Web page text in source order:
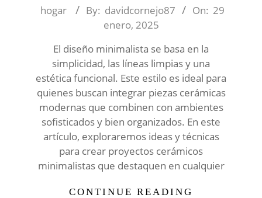
2025-
hogar By: davidcornejo87 On: 29
enero, 2025
El diseño minimalista se basa en la
simplicidad, las líneas limpias y una
estética funcional. Este estilo es ideal para
quienes buscan integrar piezas cerámicas
modernas que combinen con ambientes
sofisticados y bien organizados. En este
artículo, exploraremos ideas y técnicas
para crear proyectos cerámicos
minimalistas que destaquen en cualquier
CONTINUE READING